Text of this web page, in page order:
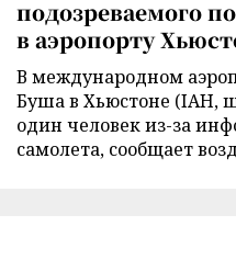
подозреваемого
в аэропорту
В международном
Буша в Хьюстоне (IAH,
один человек из-за
самолета, сообщает